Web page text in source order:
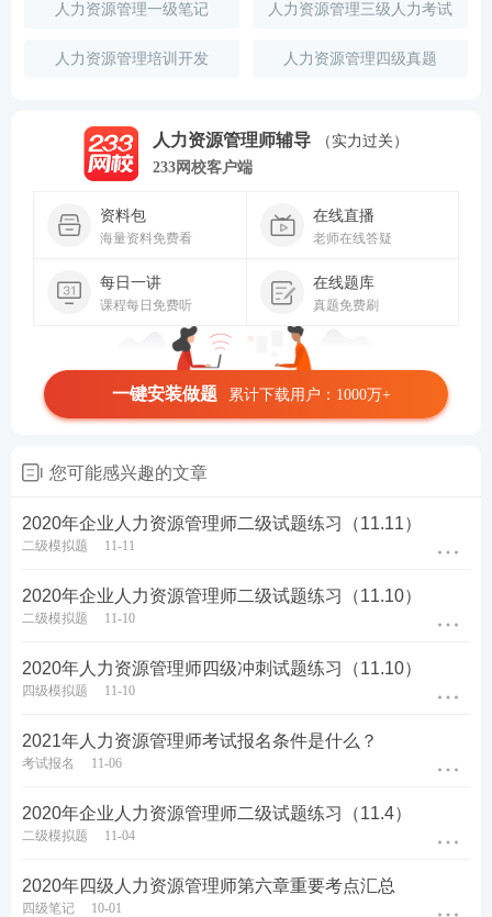
人力资源管理一级笔记 人力资源管理三级人力考试
人力资源管理培训开发 人力资源管理四级真题
人力资源管理师辅导
（实力过关）
233网校客户端
资料包
海量资料免费看
在线直播
老师在线答疑
每日一讲
课程每日免费听
在线题库
真题免费刷
一键安装做题 累计下载用户：1000万+
您可能感兴趣的文章
2020年企业人力资源管理师二级试题练习（11.11）
二级模拟题 11-11
2020年企业人力资源管理师二级试题练习（11.10）
二级模拟题 11-10
2020年人力资源管理师四级冲刺试题练习（11.10）
四级模拟题 11-10
2021年人力资源管理师考试报名条件是什么？
考试报名 11-06
2020年企业人力资源管理师二级试题练习（11.4）
二级模拟题 11-04
2020年四级人力资源管理师第六章重要考点汇总
四级笔记 10-01